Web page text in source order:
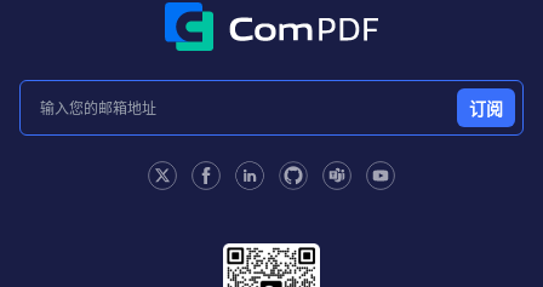
订阅